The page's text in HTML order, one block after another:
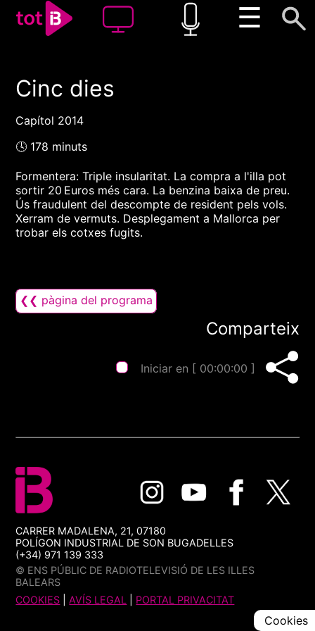
☰
00:00 00:00
Cinc dies
Capítol 2014
🕓 178 minuts
Formentera: Triple insularitat. La compra a l'illa pot
sortir 20 Euros més cara. La benzina baixa de preu.
Ús fraudulent del descompte de resident pels vols.
Xerram de vermuts. Desplegament a Mallorca per
trobar els cotxes fugits.
❮❮ pàgina del programa
Comparteix
Iniciar en [ 00:00:00 ]
CARRER MADALENA, 21, 07180
POLÍGON INDUSTRIAL DE SON BUGADELLES
(+34) 971 139 333
© ENS PÚBLIC DE RADIOTELEVISIÓ DE LES ILLES
BALEARS
COOKIES |AVÍS LEGAL PORTAL PRIVACITAT
Cookies